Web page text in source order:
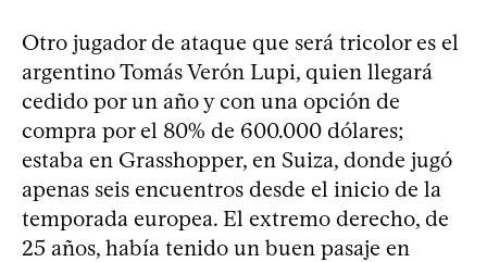
Otro jugador de ataque que será tricolor es el
argentino Tomás Verón Lupi, quien llegará
cedido por un año y con una opción de
compra por el 80% de 600.000 dólares;
estaba en Grasshopper, en Suiza, donde jugó
apenas seis encuentros desde el inicio de la
temporada europea. El extremo derecho, de
25 años, había tenido un buen pasaje en